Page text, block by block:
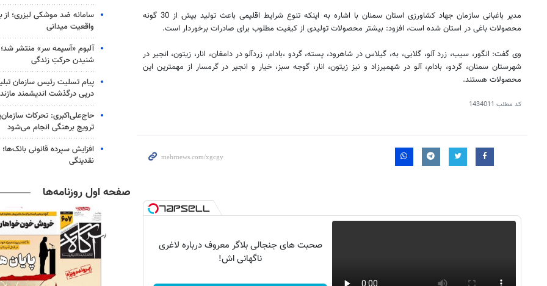
مدیر باغبانی سازمان جهاد کشاورزی استان سمنان با اشاره به اینکه تنوع شرایط اقلیمی باعث تولید بیش از 30 گونه
محصولات باغی در استان شده است، افزود: بیشتر محصولات تولیدی از کیفیت مطلوب برای صادرات برخوردار است.
وی گفت: انگور، سیب، زرد آلو، گلابی، به، گیلاس در شاهرود، پسته، گردو ،بادام، زردآلو در دامغان، انار، زیتون، انجیر در
شهرستان سمنان، گردو، بادام، آلو در شهمیرزاد و نیز زیتون، انار، گوجه سبز، خیار و انجیر در گرمسار از مهمترین این
محصولات هستند.
کد مطلب 1434011
صحبت های جنجالی بلاگر معروف درباره لاغری
ناگهانی اش!
سامانه ضد موشکی لیزری؛ از
واقعیت میدانی
آلبوم «آسیمه سر» منتشر
شنیدن حرکتِ زندگی
پیام تسلیت رئیس سازمان
درپی درگذشت اندیشمند
حاج‌علی‌اکبری: تحرکات
ترویج برهنگی انجام می‌شود
افزایش سپرده قانونی بانک‌ها؛
نقدینگی
صفحه اول روزنامه‌ها